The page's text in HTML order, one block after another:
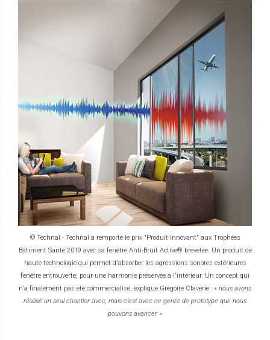
© Technal - Technal a remporté le prix "Produit Innovant" aux Trophées
Bâtiment Santé 2019 avec sa fenêtre Anti-Bruit Active® brevetée. Un produit de
haute technologie qui permet d'absorber les agressions sonores extérieures
fenêtre entrouverte, pour une harmonie préservée à l'intérieur. Un concept qui
n’a finalement pas été commercialisé, explique Grégoire Claverie : « nous avons
réalisé un seul chantier avec, mais c’est avec ce genre de prototype que nous
pouvons avancer »